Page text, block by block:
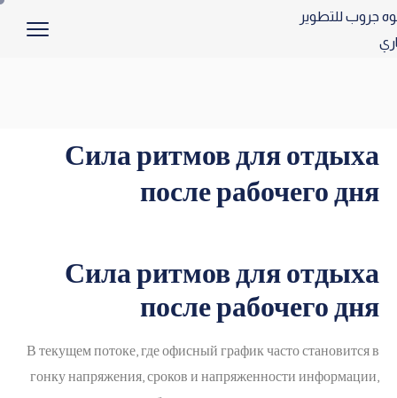
Сила ритмов для отдыха
после рабочего дня
Сила ритмов для отдыха
после рабочего дня
В текущем потоке, где офисный график часто становится в
гонку напряжения, сроков и напряженности информации,